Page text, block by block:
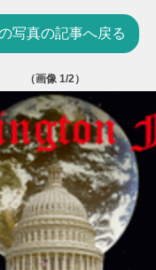
写真の記事へ戻る
（画像1/2）